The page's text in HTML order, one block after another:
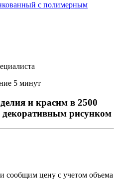
с полимерным
5 минут
и красим в 2500
рисунком
сообщим цену с учетом объема